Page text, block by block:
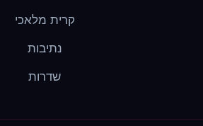
קרית מלאכי
נתיבות
שדרות